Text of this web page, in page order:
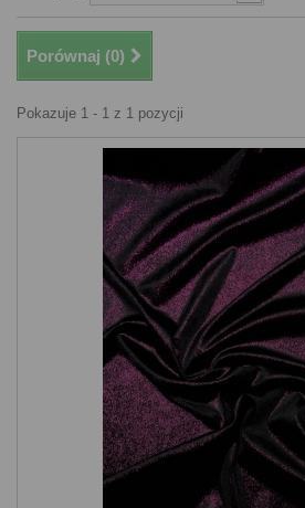
Porównaj (0)
Pokazuje 1 - 1 z 1 pozycji